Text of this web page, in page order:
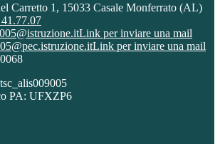
Carretto 1, 15033 Casale Monferrato (AL)
Link per inviare una mail
Link per inviare una mail
PA: UFXZP6